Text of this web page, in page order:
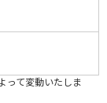
って変動いたしま